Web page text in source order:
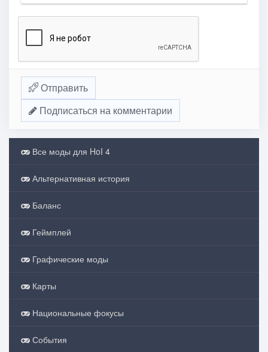
Отправить
Подписаться на комментарии
Все моды для HoI 4
Альтернативная история
Баланс
Геймплей
Графические моды
Карты
Национальные фокусы
События